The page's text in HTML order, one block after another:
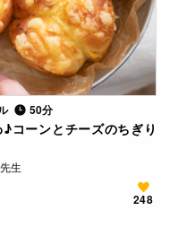
50分
コーンとチーズのちぎり
生
248